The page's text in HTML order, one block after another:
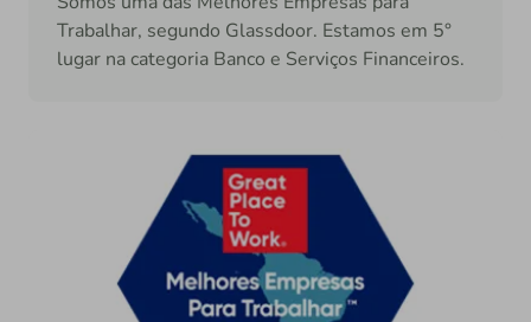
Trabalhar, segundo Glassdoor. Estamos em 5°
lugar na categoria Banco e Serviços Financeiros.